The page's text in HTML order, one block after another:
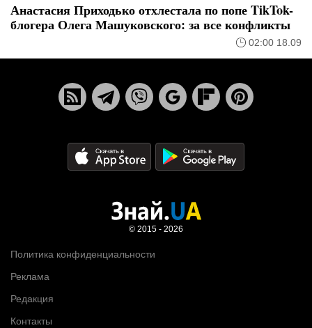
Анастасия Приходько отхлестала по попе TikTok-
блогера Олега Машуковского: за все конфликты
02:00 18.09
Политика конфиденциальности
Реклама
Редакция
Контакты
© 2015 - 2026